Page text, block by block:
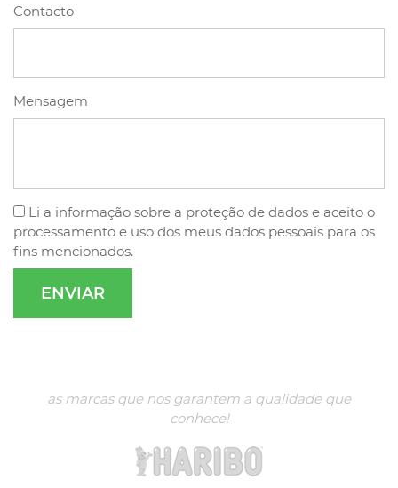
Contacto
Mensagem
Li a informação sobre a proteção de dados e aceito o
processamento e uso dos meus dados pessoais para os
fins mencionados.
as marcas que nos garantem a qualidade que
conhece!